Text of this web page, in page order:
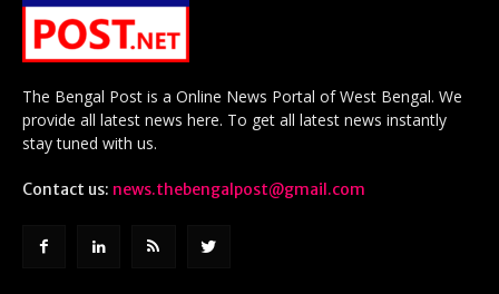
The Bengal Post is a Online News Portal of West Bengal. We
provide all latest news here. To get all latest news instantly
stay tuned with us.
Contact us: news.thebengalpost@gmail.com